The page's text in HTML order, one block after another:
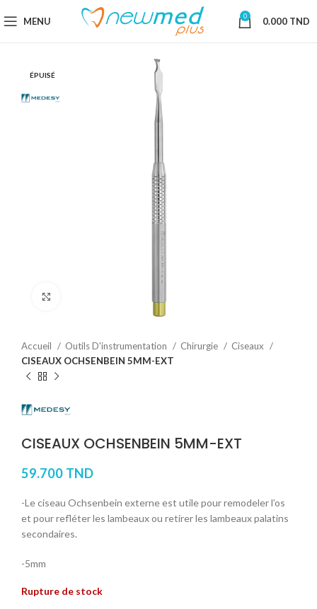
MENU 0 0.000 TND
ÉPUISÉ
Accueil Outils D'instrumentation Chirurgie
Ciseaux
CISEAUX OCHSENBEIN 5MM-EXT
CISEAUX OCHSENBEIN 5MM-EXT
59.700 TND
-Le ciseau Ochsenbein externe est utile pour remodeler l’os
et pour refléter les lambeaux ou retirer les lambeaux palatins
secondaires.
-5mm
Rupture de stock